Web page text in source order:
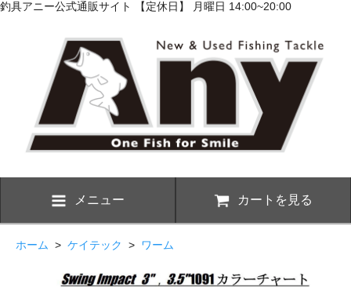
釣具アニー公式通販サイト 【定休日】 月曜日 14:00~20:00
メニュー カートを見る
ホーム > ケイテック > ワーム